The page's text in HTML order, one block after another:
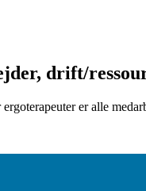
drift/
er alle